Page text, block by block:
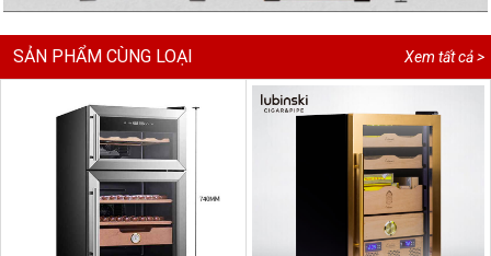
Xem tất cả >
SẢN PHẨM CÙNG LOẠI